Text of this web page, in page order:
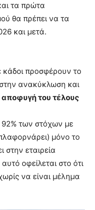
τα πρώτα
θα πρέπει να τα
και μετά.
προσφέρουν το
ανακύκλωση και
αποφυγή του τέλους
92% των στόχων με
μόνο το
εταιρεία
οφείλεται στο ότι
να είναι μέλημα